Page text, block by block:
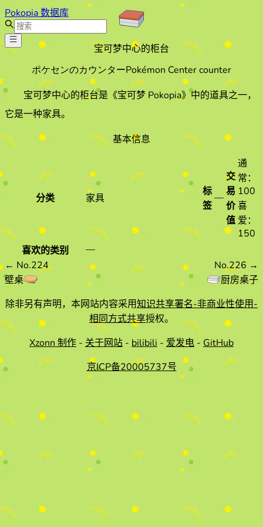
Pokopia 数据库
宝可梦中心的柜台
ポケセンのカウンターPokémon Center counter
宝可梦中心的柜台是《宝可梦 Pokopia》中的道具之一，
它是一种家具。
基本信息
分类 家具
标
签
—
交
易
价
值
通
常：
100
喜
爱：
150
喜欢的类别
—
← No.224
壁桌
No.226 →
厨房桌子
除非另有声明，本网站内容采用知识共享署名-非商业性使用-
相同方式共享授权。
Xzonn 制作 - 关于网站 - bilibili - 爱发电 - GitHub
京ICP备20005737号